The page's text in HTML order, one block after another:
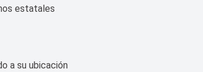
estatales
a su ubicación